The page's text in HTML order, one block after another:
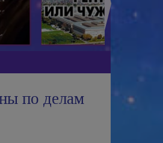
по делам